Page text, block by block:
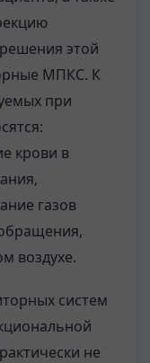
этой
МПКС. К
при
крови в
газов
воздухе.
систем
не